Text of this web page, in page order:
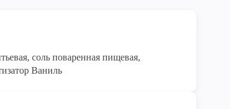
соль поваренная пищевая,
Ваниль